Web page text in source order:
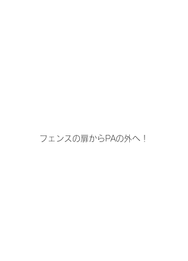
フェンスの扉からPAの外へ！